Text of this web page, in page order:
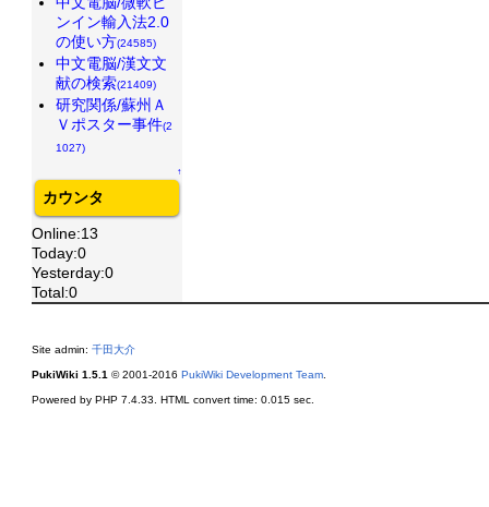
ンイン輸入法2.0
の使い方(24585)
中文電脳/漢文文
献の検索(21409)
研究関係/蘇州Ａ
Ｖポスター事件(2
1027)
↑
カウンタ
Online:13
Today:0
Yesterday:0
Total:0
Site admin: 千田大介
PukiWiki 1.5.1 © 2001-2016 PukiWiki Development Team.
Powered by PHP 7.4.33. HTML convert time: 0.015 sec.